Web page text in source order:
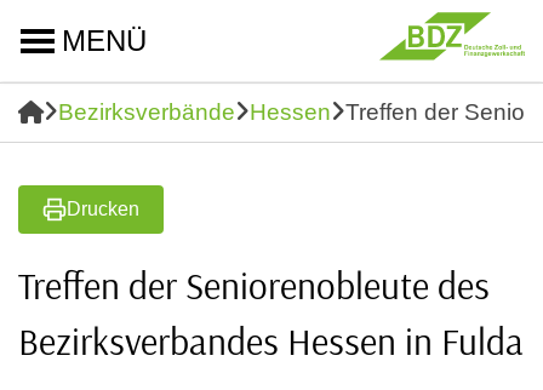
MENÜ
Bezirksverbände Hessen Treffen der
Drucken
Treffen der Seniorenobleute des
Bezirksverbandes Hessen in Fulda